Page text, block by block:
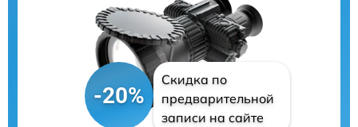
-20%
Скидка по
предварительной
записи на сайте